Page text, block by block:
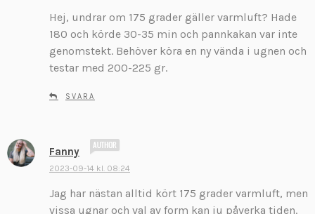
i
v
e
r
Hej, undrar om 175 grader gäller varmluft? Hade
180 och körde 30-35 min och pannkakan var inte
genomstekt. Behöver köra en ny vända i ugnen och
testar med 200-225 gr.
SVARA
Fanny
i
v
2023-09-14 kl. 08:24
Jag har nästan alltid kört 175 grader varmluft, men
vissa ugnar och val av form kan ju påverka tiden.